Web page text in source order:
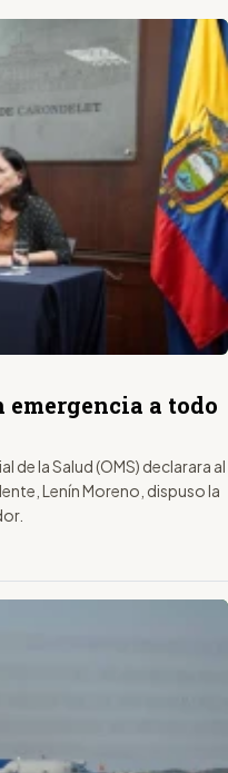
a todo
de la Salud (OMS) declarara al
Lenín Moreno, dispuso la